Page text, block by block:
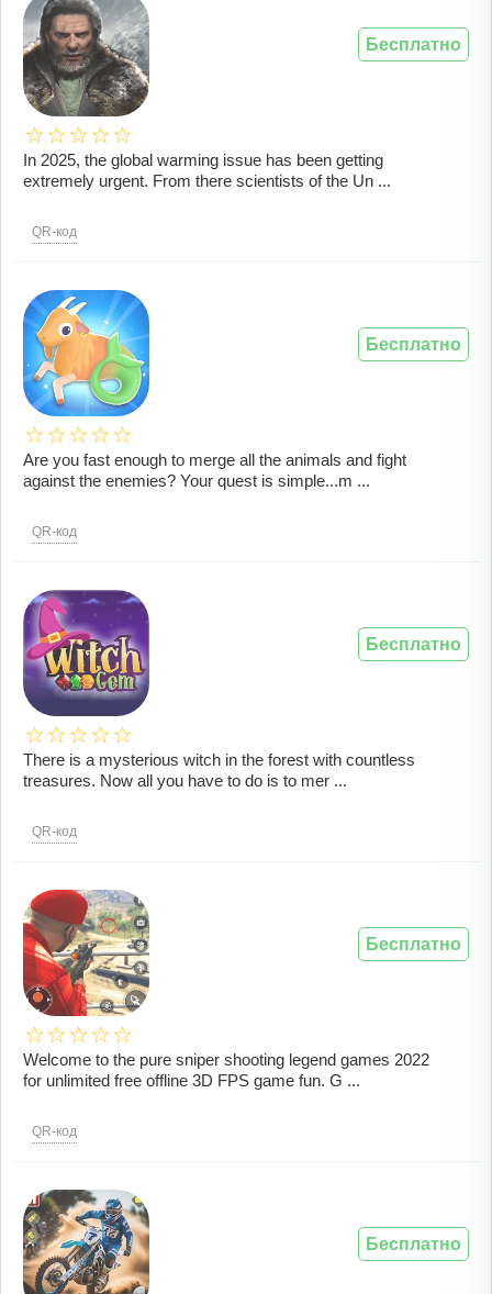
In 2025, the global warming issue has been getting
extremely urgent. From there scientists of the Un ...
QR-код
Бесплатно
Are you fast enough to merge all the animals and fight
against the enemies? Your quest is simple...m ...
QR-код
Бесплатно
There is a mysterious witch in the forest with countless
treasures. Now all you have to do is to mer ...
QR-код
Бесплатно
Welcome to the pure sniper shooting legend games 2022
for unlimited free offline 3D FPS game fun. G ...
QR-код
Бесплатно
Бесплатно